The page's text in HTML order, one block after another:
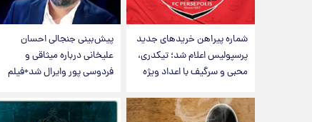
شماره پیراهن خریدهای جدید
پرسپولیس اعلام شد؛ تیکدری،
محبی و سرگیف با اعداد ویژه
پیش‌بینی جنجالی احسان
علیخانی درباره میثاقی و
فردوسی پور وایرال شد+فیلم